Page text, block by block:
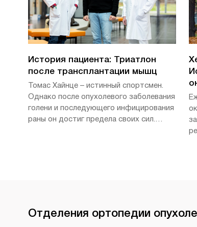
История пациента: Триатлон
после трансплантации мышц
Томас Хайнце – истинный спортсмен.
Однако после опухолевого заболевания
голени и последующего инфицирования
раны он достиг предела своих сил.
Отделения ортопедии